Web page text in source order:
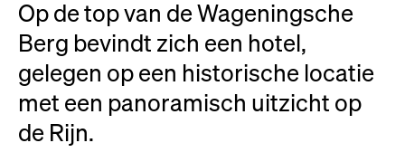
Op de top van de Wageningsche
Berg bevindt zich een hotel,
gelegen op een historische locatie
met een panoramisch uitzicht op
de Rijn.